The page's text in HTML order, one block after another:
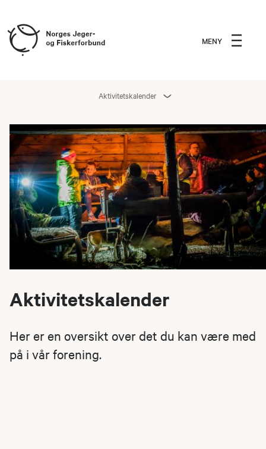
MENY
Aktivitetskalender
Aktivitetskalender
Her er en oversikt over det du kan være med
på i vår forening.